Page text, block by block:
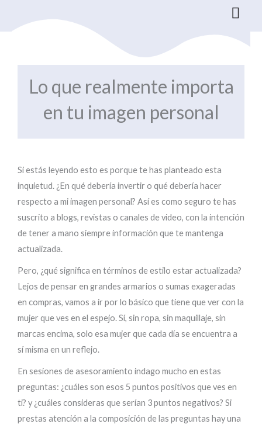
Lo que realmente importa
en tu imagen personal
Si estás leyendo esto es porque te has planteado esta
inquietud. ¿En qué debería invertir o qué debería hacer
respecto a mi imagen personal? Así es como seguro te has
suscrito a blogs, revistas o canales de video, con la intención
de tener a mano siempre información que te mantenga
actualizada.
Pero, ¿qué significa en términos de estilo estar actualizada?
Lejos de pensar en grandes armarios o sumas exageradas
en compras, vamos a ir por lo básico que tiene que ver con la
mujer que ves en el espejo. Sí, sin ropa, sin maquillaje, sin
marcas encima, solo esa mujer que cada día se encuentra a
sí misma en un reflejo.
En sesiones de asesoramiento indago mucho en estas
preguntas: ¿cuáles son esos 5 puntos positivos que ves en
ti? y ¿cuáles consideras que serían 3 puntos negativos? Si
prestas atención a la composición de las preguntas hay una